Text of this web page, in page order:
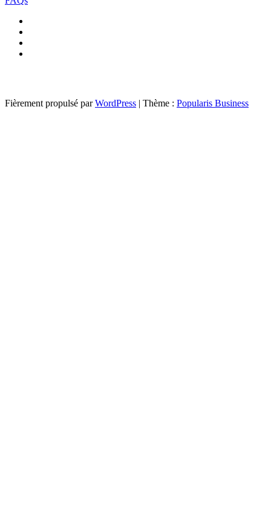
Fièrement propulsé parWordPress | Thème : Popularis Business